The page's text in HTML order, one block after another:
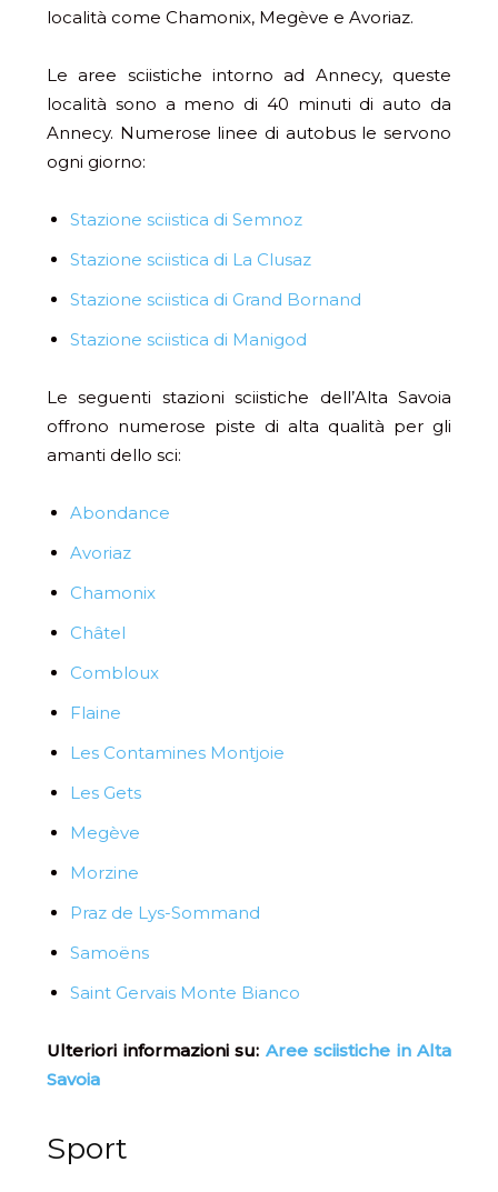
località come Chamonix, Megève e Avoriaz.
Le aree sciistiche intorno ad Annecy, queste
località sono a meno di 40 minuti di auto da
Annecy. Numerose linee di autobus le servono
ogni giorno:
Stazione sciistica di Semnoz
Stazione sciistica di La Clusaz
Stazione sciistica di Grand Bornand
Stazione sciistica di Manigod
Le seguenti stazioni sciistiche dell’Alta Savoia
offrono numerose piste di alta qualità per gli
amanti dello sci:
Abondance
Avoriaz
Chamonix
Châtel
Combloux
Flaine
Les Contamines Montjoie
Les Gets
Megève
Morzine
Praz de Lys-Sommand
Samoëns
Saint Gervais Monte Bianco
Ulteriori informazioni su: Aree sciistiche in Alta
Savoia
Sport